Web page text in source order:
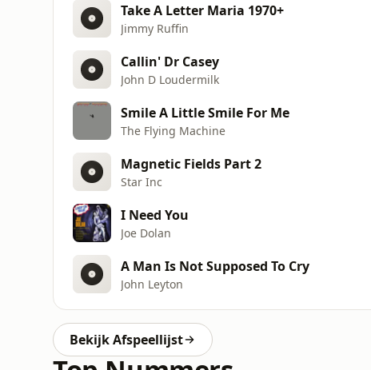
Take A Letter Maria 1970+
Jimmy Ruffin
Callin' Dr Casey
John D Loudermilk
Smile A Little Smile For Me
The Flying Machine
Magnetic Fields Part 2
Star Inc
I Need You
Joe Dolan
A Man Is Not Supposed To Cry
John Leyton
Bekijk Afspeellijst